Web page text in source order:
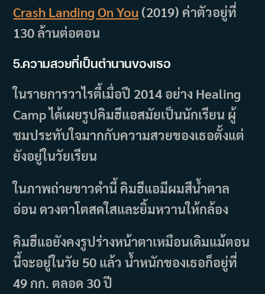
Crash Landing On You (2019) ค่าตัวอยู่ที่
130 ล้านต่อตอน
5.ความสวยที่เป็นตำนานของเธอ
ในรายการวาไรตี้เมื่อปี 2014 อย่าง Healing
Camp ได้เผยรูปคิมฮีแอสมัยเป็นนักเรียน ผู้
ชมประทับใจมากกับความสวยของเธอตั้งแต่
ยังอยู่ในวัยเรียน
ในภาพถ่ายขาวดำนี้ คิมฮีแอมีผมสีน้ำตาล
อ่อน ดวงตาโตสดใสและยิ้มหวานให้กล้อง
คิมฮีแอยังคงรูปร่างหน้าตาเหมือนเดิมแม้ตอน
นี้จะอยู่ในวัย 50 แล้ว น้ำหนักของเธอก็อยู่ที่
49 กก. ตลอด 30 ปี